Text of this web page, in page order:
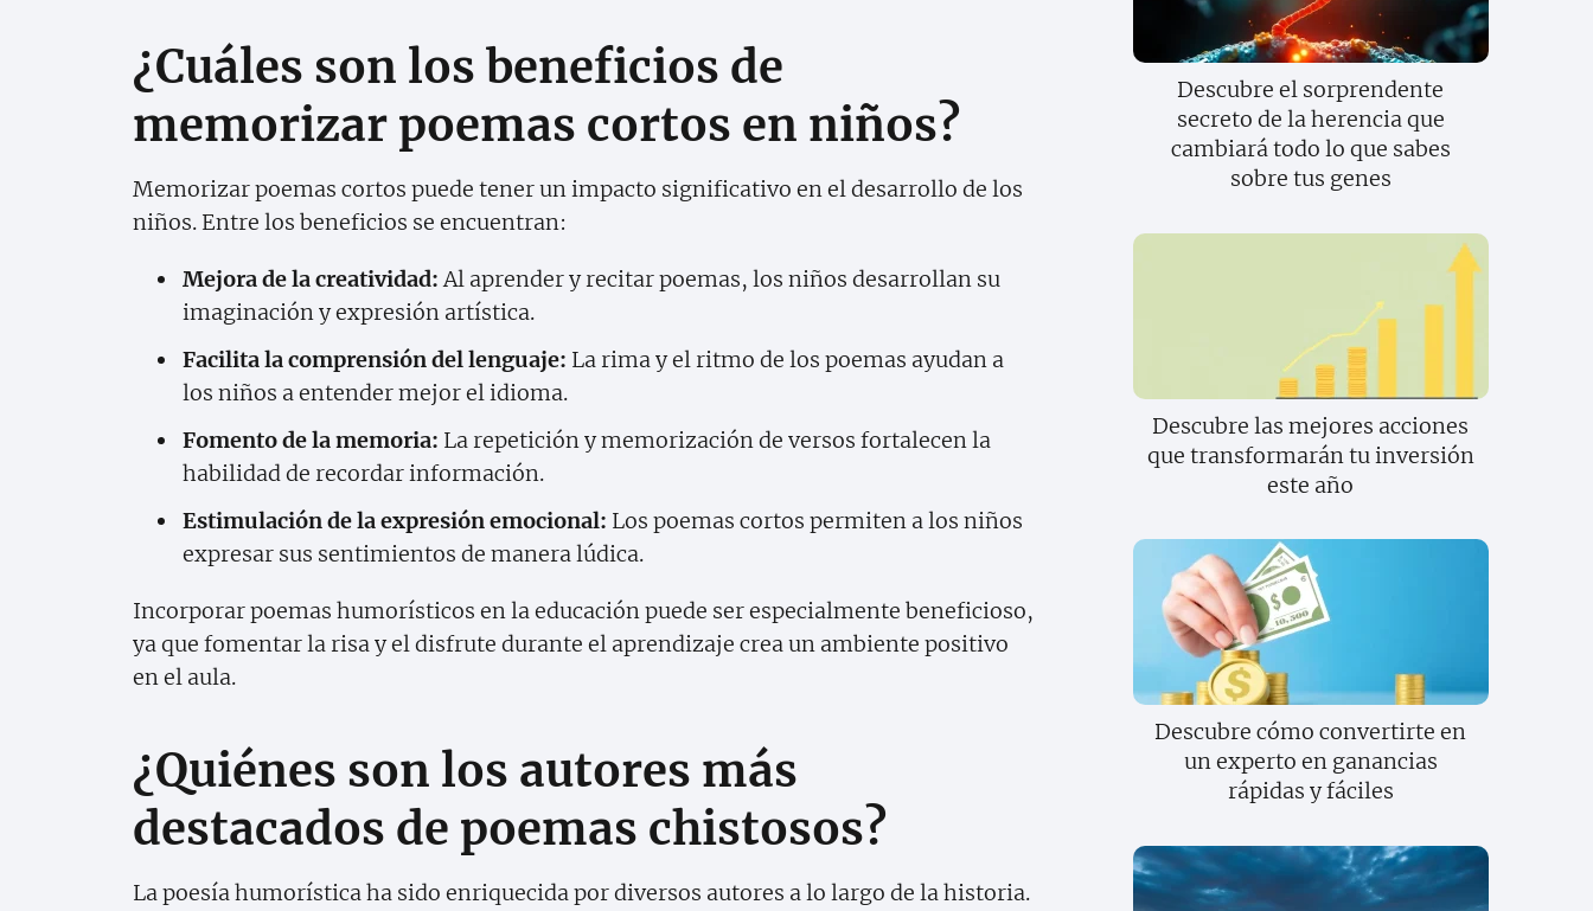
¿Cuáles son los beneficios de
memorizar poemas cortos en niños?
Memorizar poemas cortos puede tener un impacto significativo en el desarrollo de los
niños. Entre los beneficios se encuentran:
Mejora de la creatividad: Al aprender y recitar poemas, los niños desarrollan su
imaginación y expresión artística.
Facilita la comprensión del lenguaje: La rima y el ritmo de los poemas ayudan a
los niños a entender mejor el idioma.
Fomento de la memoria: La repetición y memorización de versos fortalecen la
habilidad de recordar información.
Estimulación de la expresión emocional: Los poemas cortos permiten a los niños
expresar sus sentimientos de manera lúdica.
Incorporar poemas humorísticos en la educación puede ser especialmente beneficioso,
ya que fomentar la risa y el disfrute durante el aprendizaje crea un ambiente positivo
en el aula.
¿Quiénes son los autores más
destacados de poemas chistosos?
La poesía humorística ha sido enriquecida por diversos autores a lo largo de la historia.
Descubre el sorprendente
secreto de la herencia que
cambiará todo lo que sabes
sobre tus genes
Descubre las mejores acciones
que transformarán tu inversión
este año
Descubre cómo convertirte en
un experto en ganancias
rápidas y fáciles